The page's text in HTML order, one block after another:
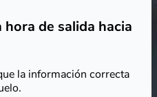
de salida hacia
la información correcta